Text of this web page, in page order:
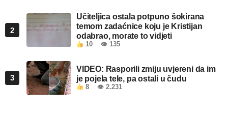
2
Učiteljica ostala potpuno šokirana
temom zadaćnice koju je Kristijan
odabrao, morate to vidjeti
10 👁 135
3
VIDEO: Rasporili zmiju uvjereni da im
je pojela tele, pa ostali u čudu
8 👁 2.231